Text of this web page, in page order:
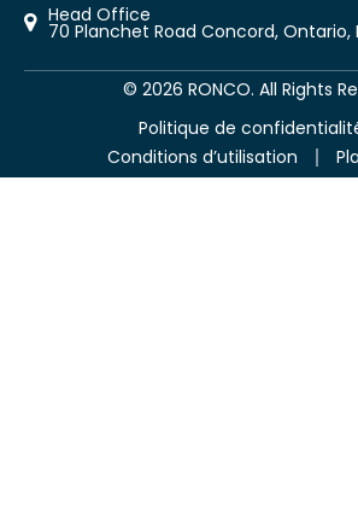
Head Office
70 Planchet Road Concord, Ontario,
© 2026 RONCO. All Rights
Politique de
Conditions d’utilisation